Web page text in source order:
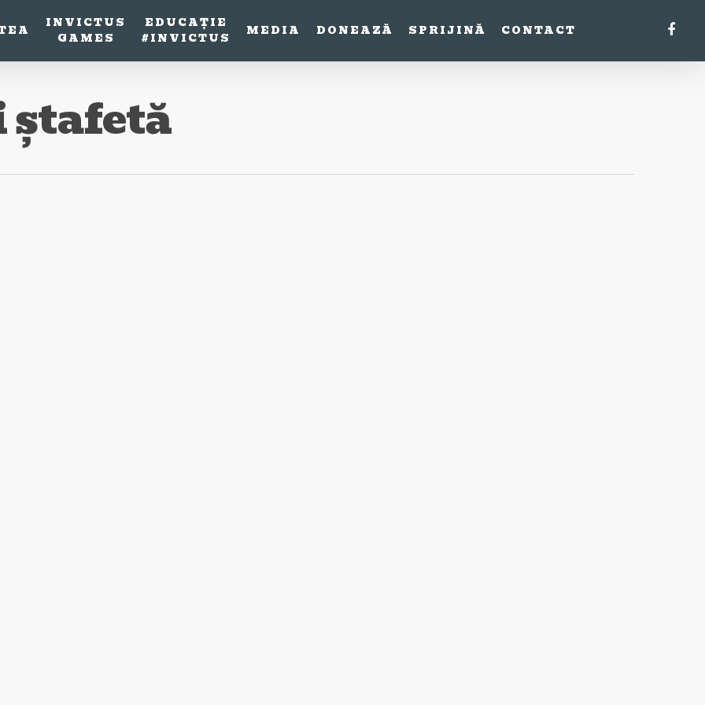
INVICTUS
GAMES
EDUCAȚIE
#INVICTUS
MEDIA DONEAZĂ SPRIJINĂ CONTACT